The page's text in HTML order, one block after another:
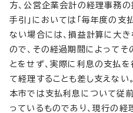
方、公営企業会計の経理事務
手引」においては「毎年度の
ない場合には、損益計算に大
ので、その経過期間によってそ
とをせず、実際に利息の支払
て経理することも差し支えない
本市では支払利息について従
っているものであり、現行の